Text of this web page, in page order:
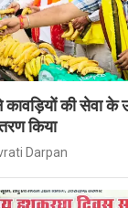
की सेवा के
किया
Darpan